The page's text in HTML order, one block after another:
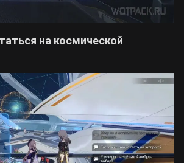
на космической